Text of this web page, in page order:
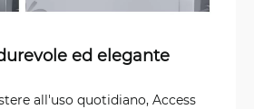
ed elegante
all'uso quotidiano, Access